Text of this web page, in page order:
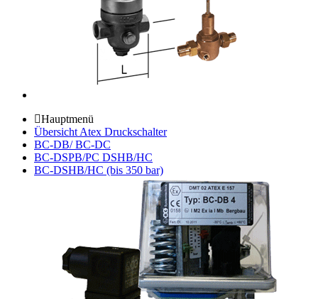
Hauptmenü
Übersicht Atex Druckschalter
BC-DB/ BC-DC
BC-DSPB/PC DSHB/HC
BC-DSHB/HC (bis 350 bar)